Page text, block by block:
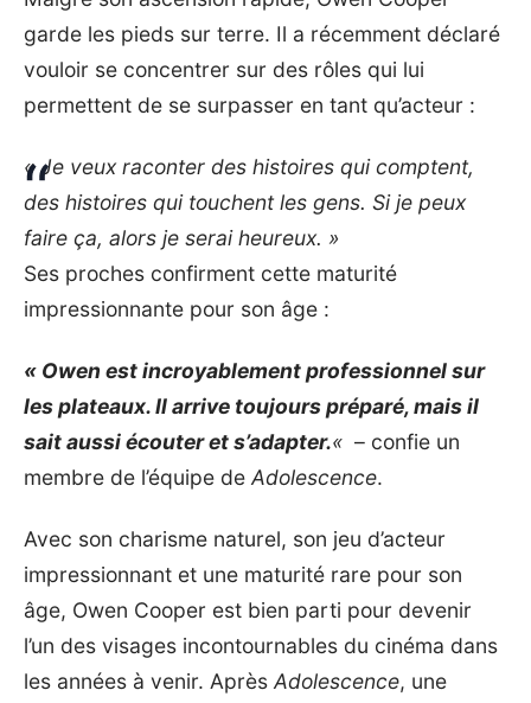
garde les pieds sur terre. Il a récemment déclaré
vouloir se concentrer sur des rôles qui lui
permettent de se surpasser en tant qu’acteur :
« Je veux raconter des histoires qui comptent,
des histoires qui touchent les gens. Si je peux
faire ça, alors je serai heureux. »
Ses proches confirment cette maturité
impressionnante pour son âge :
« Owen est incroyablement professionnel sur
les plateaux. Il arrive toujours préparé, mais il
sait aussi écouter et s’adapter.« – confie un
membre de l’équipe de Adolescence.
Avec son charisme naturel, son jeu d’acteur
impressionnant et une maturité rare pour son
âge, Owen Cooper est bien parti pour devenir
l’un des visages incontournables du cinéma dans
les années à venir. Après Adolescence, une